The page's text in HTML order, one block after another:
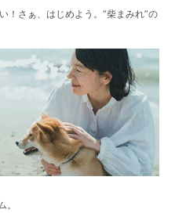
！さぁ、はじめよう。“柴まみれ”の